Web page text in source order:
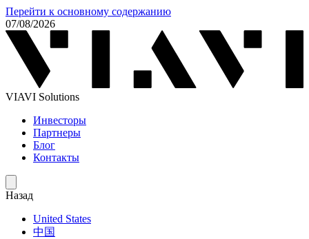
Перейти к основному содержанию
07/08/2026
VIAVI Solutions
Инвесторы
Партнеры
Блог
Контакты
Назад
United States
中国